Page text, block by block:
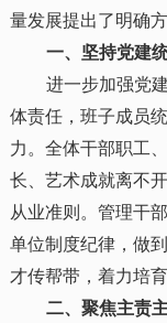
量发展提出了明确方
一、坚持党建
进一步加强党
体责任，班子成员
力。全体干部职工
长、艺术成就离不
从业准则。管理干
单位制度纪律，做
才传帮带，着力培
二、聚焦主责